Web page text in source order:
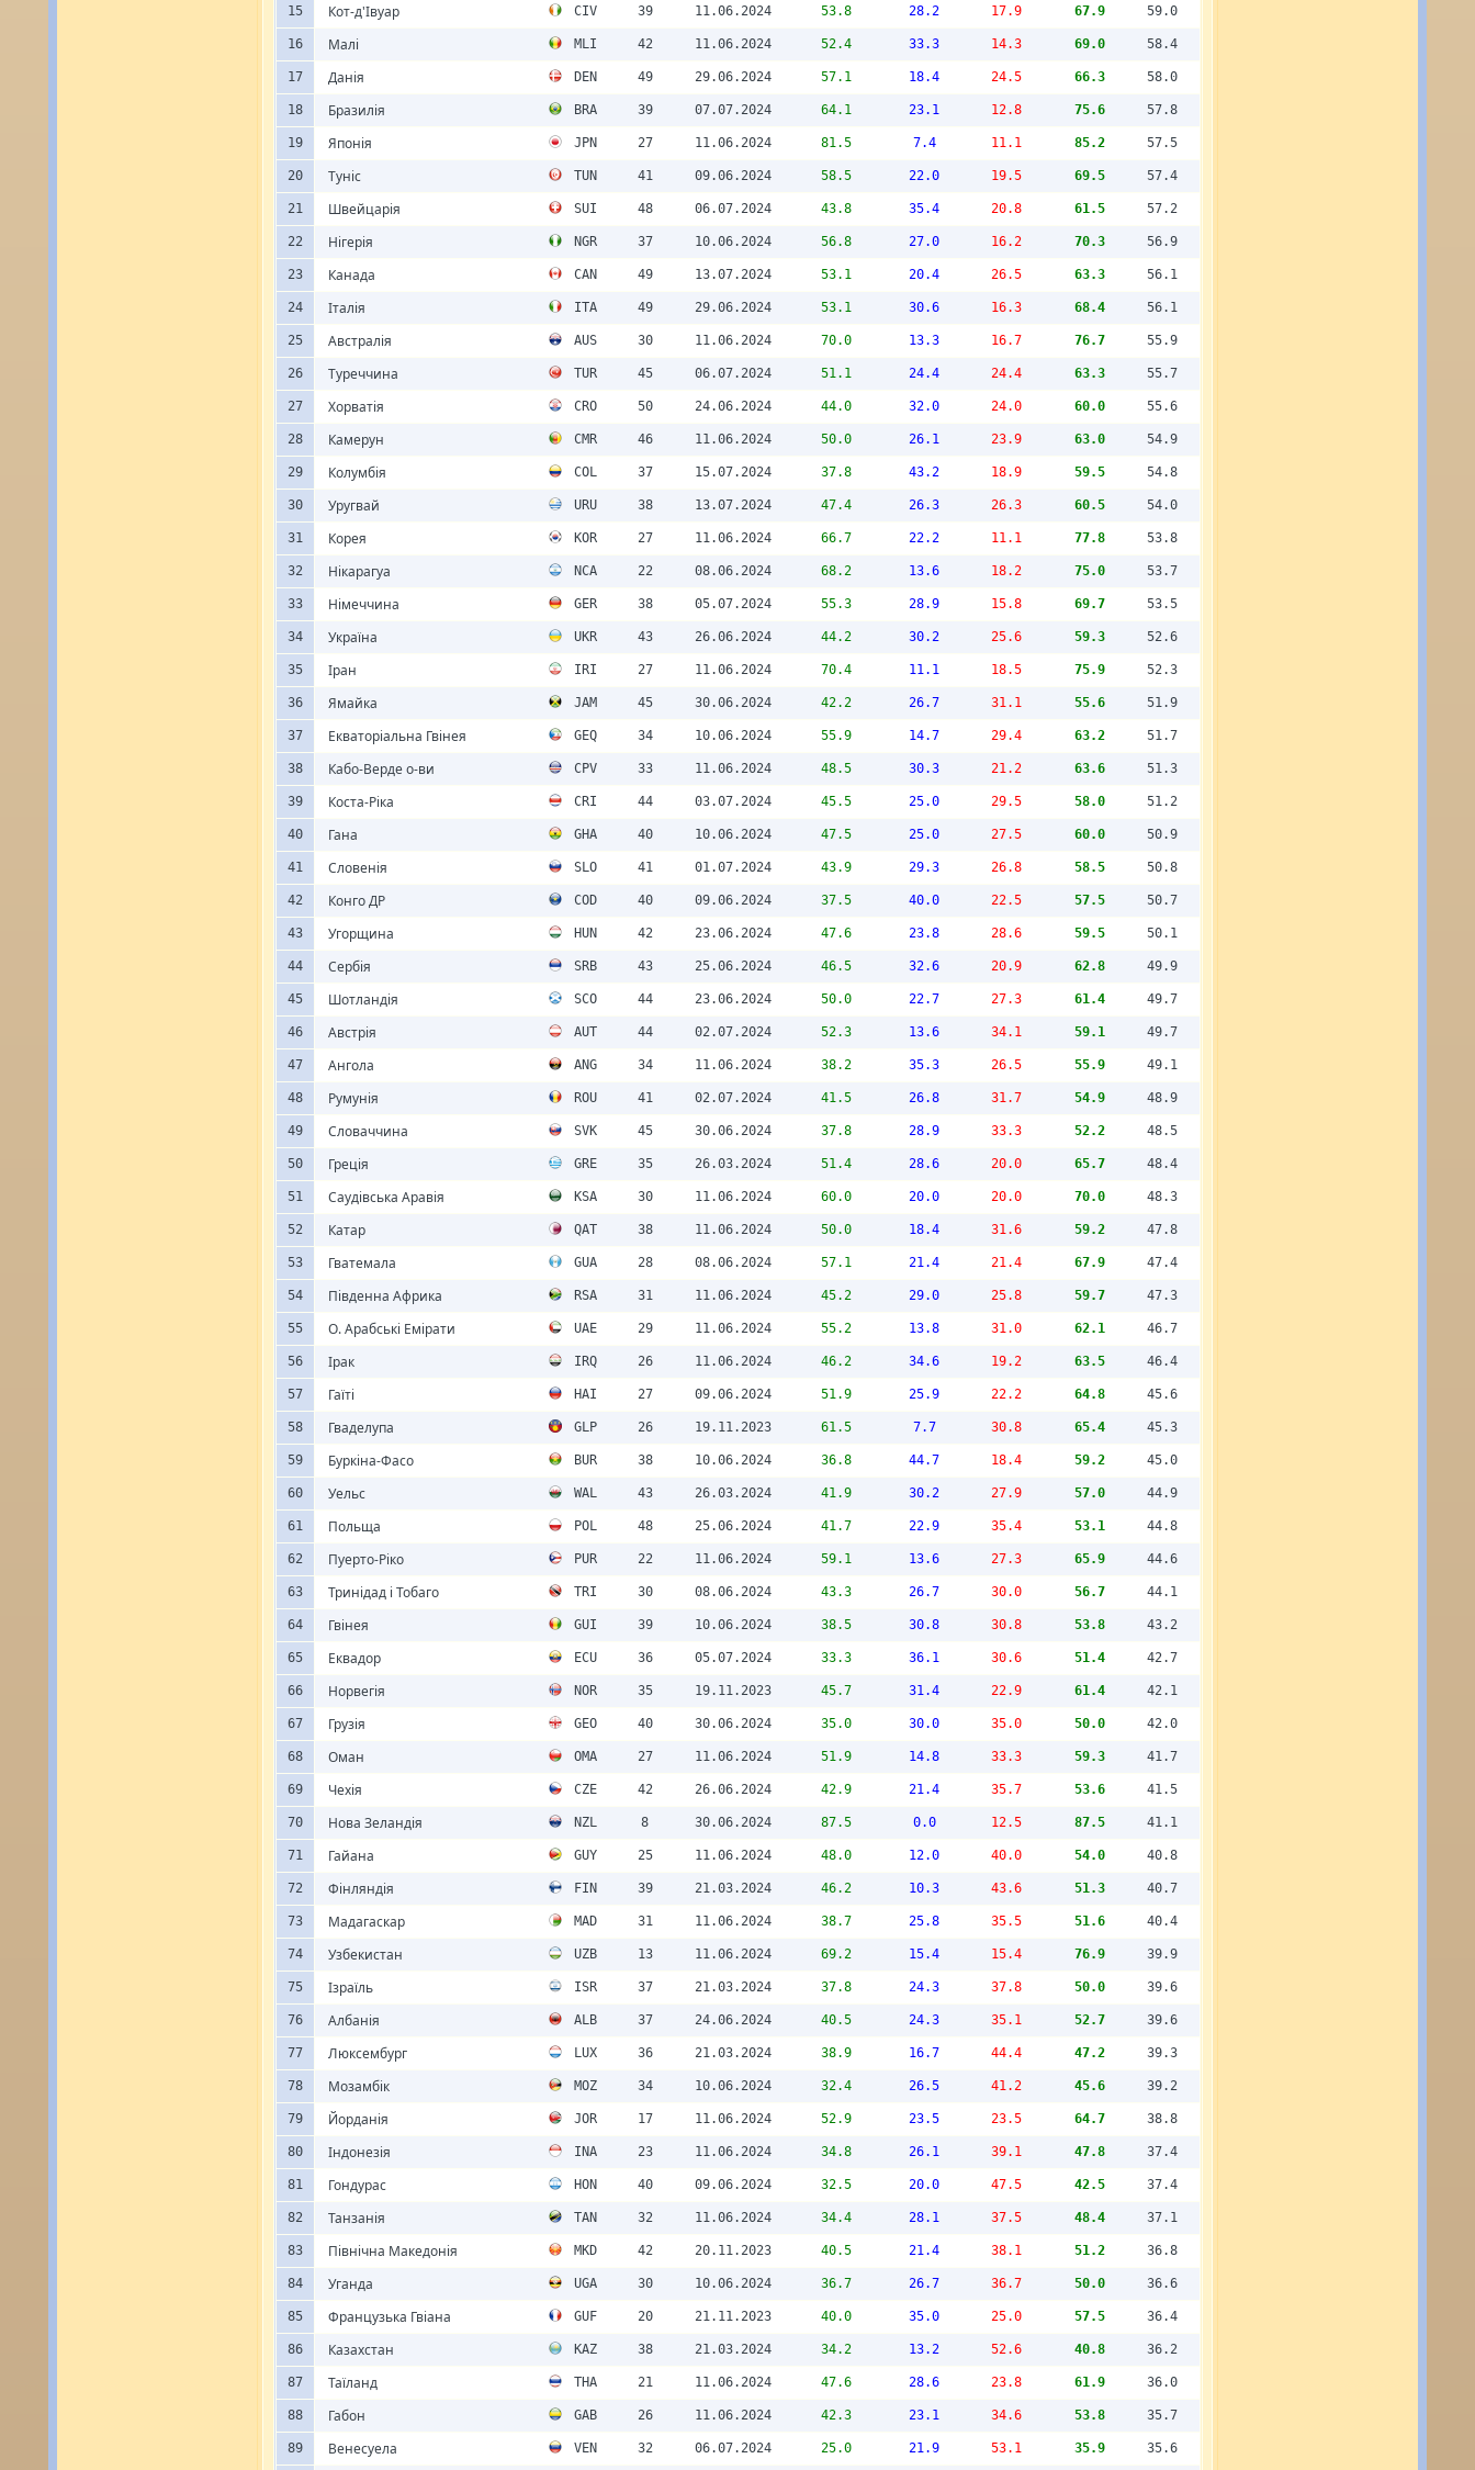
15 Кот-д'Івуар CIV 39 11.06.2024 53.8 28.2 17.9 67.9 59.0
16 Малі MLI 42 11.06.2024 52.4 33.3 14.3 69.0 58.4
17 Данія DEN 49 29.06.2024 57.1 18.4 24.5 66.3 58.0
18 Бразилія BRA 39 07.07.2024 64.1 23.1 12.8 75.6 57.8
19 Японія JPN 27 11.06.2024 81.5 7.4 11.1 85.2 57.5
20 Туніс TUN 41 09.06.2024 58.5 22.0 19.5 69.5 57.4
21 Швейцарія SUI 48 06.07.2024 43.8 35.4 20.8 61.5 57.2
22 Нігерія NGR 37 10.06.2024 56.8 27.0 16.2 70.3 56.9
23 Канада CAN 49 13.07.2024 53.1 20.4 26.5 63.3 56.1
24 Італія ITA 49 29.06.2024 53.1 30.6 16.3 68.4 56.1
25 Австралія AUS 30 11.06.2024 70.0 13.3 16.7 76.7 55.9
26 Туреччина TUR 45 06.07.2024 51.1 24.4 24.4 63.3 55.7
27 Хорватія CRO 50 24.06.2024 44.0 32.0 24.0 60.0 55.6
28 Камерун CMR 46 11.06.2024 50.0 26.1 23.9 63.0 54.9
29 Колумбія COL 37 15.07.2024 37.8 43.2 18.9 59.5 54.8
30 Уругвай URU 38 13.07.2024 47.4 26.3 26.3 60.5 54.0
31 Корея KOR 27 11.06.2024 66.7 22.2 11.1 77.8 53.8
32 Нікарагуа NCA 22 08.06.2024 68.2 13.6 18.2 75.0 53.7
33 Німеччина GER 38 05.07.2024 55.3 28.9 15.8 69.7 53.5
34 Україна UKR 43 26.06.2024 44.2 30.2 25.6 59.3 52.6
35 Іран IRI 27 11.06.2024 70.4 11.1 18.5 75.9 52.3
36 Ямайка JAM 45 30.06.2024 42.2 26.7 31.1 55.6 51.9
37 Екваторіальна Гвінея GEQ 34 10.06.2024 55.9 14.7 29.4 63.2 51.7
38 Кабо-Верде о-ви CPV 33 11.06.2024 48.5 30.3 21.2 63.6 51.3
39 Коста-Ріка CRI 44 03.07.2024 45.5 25.0 29.5 58.0 51.2
40 Гана GHA 40 10.06.2024 47.5 25.0 27.5 60.0 50.9
41 Словенія SLO 41 01.07.2024 43.9 29.3 26.8 58.5 50.8
42 Конго ДР COD 40 09.06.2024 37.5 40.0 22.5 57.5 50.7
43 Угорщина HUN 42 23.06.2024 47.6 23.8 28.6 59.5 50.1
44 Сербія SRB 43 25.06.2024 46.5 32.6 20.9 62.8 49.9
45 Шотландія SCO 44 23.06.2024 50.0 22.7 27.3 61.4 49.7
46 Австрія AUT 44 02.07.2024 52.3 13.6 34.1 59.1 49.7
47 Ангола ANG 34 11.06.2024 38.2 35.3 26.5 55.9 49.1
48 Румунія ROU 41 02.07.2024 41.5 26.8 31.7 54.9 48.9
49 Словаччина SVK 45 30.06.2024 37.8 28.9 33.3 52.2 48.5
50 Греція GRE 35 26.03.2024 51.4 28.6 20.0 65.7 48.4
51 Саудівська Аравія KSA 30 11.06.2024 60.0 20.0 20.0 70.0 48.3
52 Катар QAT 38 11.06.2024 50.0 18.4 31.6 59.2 47.8
53 Гватемала GUA 28 08.06.2024 57.1 21.4 21.4 67.9 47.4
54 Південна Африка RSA 31 11.06.2024 45.2 29.0 25.8 59.7 47.3
55 О. Арабські Емірати UAE 29 11.06.2024 55.2 13.8 31.0 62.1 46.7
56 Ірак IRQ 26 11.06.2024 46.2 34.6 19.2 63.5 46.4
57 Гаїті HAI 27 09.06.2024 51.9 25.9 22.2 64.8 45.6
58 Гваделупа GLP 26 19.11.2023 61.5 7.7 30.8 65.4 45.3
59 Буркіна-Фасо BUR 38 10.06.2024 36.8 44.7 18.4 59.2 45.0
60 Уельс WAL 43 26.03.2024 41.9 30.2 27.9 57.0 44.9
61 Польща POL 48 25.06.2024 41.7 22.9 35.4 53.1 44.8
62 Пуерто-Ріко PUR 22 11.06.2024 59.1 13.6 27.3 65.9 44.6
63 Тринідад і Тобаго TRI 30 08.06.2024 43.3 26.7 30.0 56.7 44.1
64 Гвінея GUI 39 10.06.2024 38.5 30.8 30.8 53.8 43.2
65 Еквадор ECU 36 05.07.2024 33.3 36.1 30.6 51.4 42.7
66 Норвегія NOR 35 19.11.2023 45.7 31.4 22.9 61.4 42.1
67 Грузія GEO 40 30.06.2024 35.0 30.0 35.0 50.0 42.0
68 Оман OMA 27 11.06.2024 51.9 14.8 33.3 59.3 41.7
69 Чехія CZE 42 26.06.2024 42.9 21.4 35.7 53.6 41.5
70 Нова Зеландія NZL 8 30.06.2024 87.5 0.0 12.5 87.5 41.1
71 Гайана GUY 25 11.06.2024 48.0 12.0 40.0 54.0 40.8
72 Фінляндія FIN 39 21.03.2024 46.2 10.3 43.6 51.3 40.7
73 Мадагаскар MAD 31 11.06.2024 38.7 25.8 35.5 51.6 40.4
74 Узбекистан UZB 13 11.06.2024 69.2 15.4 15.4 76.9 39.9
75 Ізраїль ISR 37 21.03.2024 37.8 24.3 37.8 50.0 39.6
76 Албанія ALB 37 24.06.2024 40.5 24.3 35.1 52.7 39.6
77 Люксембург LUX 36 21.03.2024 38.9 16.7 44.4 47.2 39.3
78 Мозамбік MOZ 34 10.06.2024 32.4 26.5 41.2 45.6 39.2
79 Йорданія JOR 17 11.06.2024 52.9 23.5 23.5 64.7 38.8
80 Індонезія INA 23 11.06.2024 34.8 26.1 39.1 47.8 37.4
81 Гондурас HON 40 09.06.2024 32.5 20.0 47.5 42.5 37.4
82 Танзанія TAN 32 11.06.2024 34.4 28.1 37.5 48.4 37.1
83 Північна Македонія MKD 42 20.11.2023 40.5 21.4 38.1 51.2 36.8
84 Уганда UGA 30 10.06.2024 36.7 26.7 36.7 50.0 36.6
85 Французька Гвіана GUF 20 21.11.2023 40.0 35.0 25.0 57.5 36.4
86 Казахстан KAZ 38 21.03.2024 34.2 13.2 52.6 40.8 36.2
87 Таїланд THA 21 11.06.2024 47.6 28.6 23.8 61.9 36.0
88 Габон GAB 26 11.06.2024 42.3 23.1 34.6 53.8 35.7
89 Венесуела VEN 32 06.07.2024 25.0 21.9 53.1 35.9 35.6